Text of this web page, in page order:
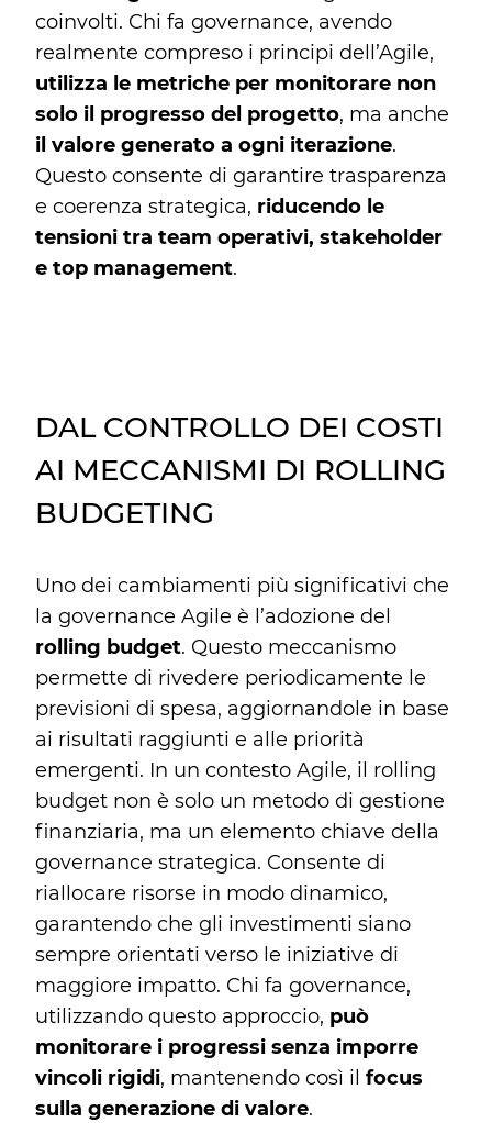
coinvolti. Chi fa governance, avendo
realmente compreso i principi dell’Agile,
utilizza le metriche per monitorare non
solo il progresso del progetto, ma anche
il valore generato a ogni iterazione.
Questo consente di garantire trasparenza
e coerenza strategica, riducendo le
tensioni tra team operativi, stakeholder
e top management.
DAL CONTROLLO DEI COSTI
AI MECCANISMI DI ROLLING
BUDGETING
Uno dei cambiamenti più significativi che
la governance Agile è l’adozione del
rolling budget. Questo meccanismo
permette di rivedere periodicamente le
previsioni di spesa, aggiornandole in base
ai risultati raggiunti e alle priorità
emergenti. In un contesto Agile, il rolling
budget non è solo un metodo di gestione
finanziaria, ma un elemento chiave della
governance strategica. Consente di
riallocare risorse in modo dinamico,
garantendo che gli investimenti siano
sempre orientati verso le iniziative di
maggiore impatto. Chi fa governance,
utilizzando questo approccio, può
monitorare i progressi senza imporre
vincoli rigidi, mantenendo così il focus
sulla generazione di valore.